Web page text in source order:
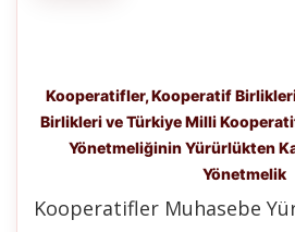
Kooperatifler, Kooperatif
Birlikleri ve Türkiye Milli
Yönetmeliğinin Yürürlükten
Yönetmelik
Kooperatifler Muhasebe